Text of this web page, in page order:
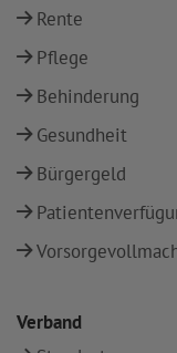
Rente
Pflege
Behinderung
Gesundheit
Bürgergeld
Verband